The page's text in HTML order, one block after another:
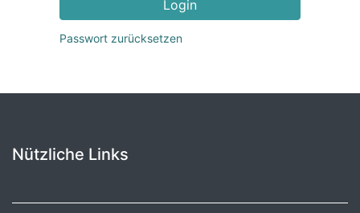
Login
Passwort zurücksetzen
Nützliche Links